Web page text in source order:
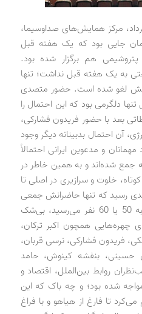
هشت صبح شنبه 24 خرداد، مرکز همایش‌های صداوسیما،
جایی بود که یک هفته قبل
هم برگزار شده بود.
به یک هفته قبل نداشت؛ تنها
لغو شده است. حضور متصدی
دلگرمی بود که این احتمال را
بعد با حضور فریدون فشارکی،
آن احتمال بدبینانه دیگر وجود
و مدعوین ایرانی احتمالاً
جمع شده‌اند و به همین خاطر در
خلوت و سرازیری در اصلی تا
رسید که تنها حاضرانش جمعی
بودند که اگر بگوییم رقم‌شان به 50 یا 60 نفر می‌رسید، بی‌شک
چهره‌هایی همچون اکبر ترکان،
فریدون فشارکی، نرسی قربان،
حسینی، بنفشه کینوش، حامد
روابط بین‌الملل، اقتصاد و
شده بود؛ و چه باک که این
تا فارغ از هیاهو و با فراغ